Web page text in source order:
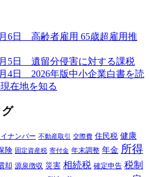
6日 高齢者雇用 65歳超雇用推
5日 遺留分侵害に対する課税
4日 2026年版中小企業白書を読
在地を知る
ナンバー 不動産取引 交際費 住民税 健康
険 固定資産税 寄付金 年末調整 年金 所得
却 源泉徴収 災害 相続税 確定申告 税制